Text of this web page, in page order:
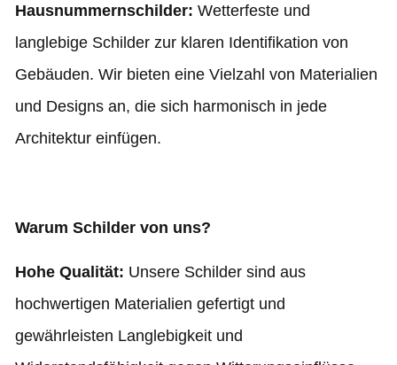
Hausnummernschilder: Wetterfeste und
langlebige Schilder zur klaren Identifikation von
Gebäuden. Wir bieten eine Vielzahl von Materialien
und Designs an, die sich harmonisch in jede
Architektur einfügen.
Warum Schilder von uns?
Hohe Qualität: Unsere Schilder sind aus
hochwertigen Materialien gefertigt und
gewährleisten Langlebigkeit und